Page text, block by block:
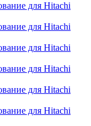
для Hitachi
для Hitachi
для Hitachi
для Hitachi
для Hitachi
для Hitachi